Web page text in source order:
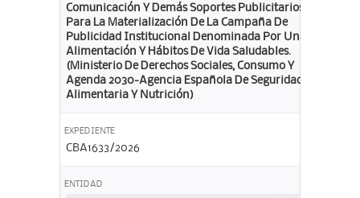
Comunicación Y Demás Soportes Publicitarios
Para La Materialización De La Campaña De
Publicidad Institucional Denominada Por Una
Alimentación Y Hábitos De Vida Saludables.
(Ministerio De Derechos Sociales, Consumo Y
Agenda 2030-Agencia Española De Seguridad
Alimentaria Y Nutrición)
EXPEDIENTE
CBA1633/2026
ENTIDAD